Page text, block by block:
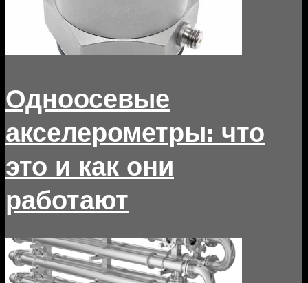
Одноосевые
акселерометры: что
это и как они
работают